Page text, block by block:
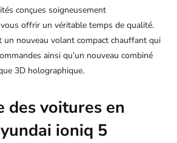
conçues soigneusement
offrir un véritable temps de qualité.
nouveau volant compact chauffant qui
ainsi qu’un nouveau combiné
3D holographique.
des voitures en
ioniq 5